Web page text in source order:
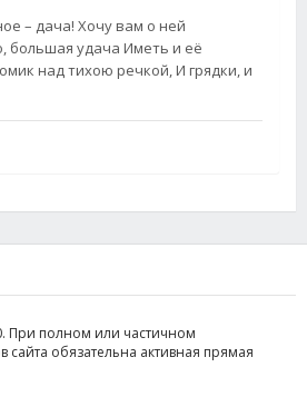
– дача! Хочу вам о ней
большая удача Иметь и её
над тихою речкой, И грядки, и
При полном или частичном
сайта обязательна активная прямая